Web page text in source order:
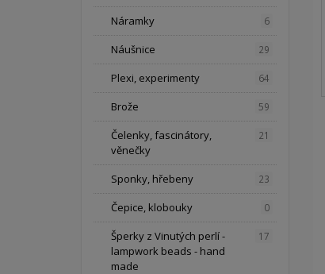
Náramky 6
Náušnice 29
Plexi, experimenty 64
Brože 59
Čelenky, fascinátory,
věnečky
21
Sponky, hřebeny 23
Čepice, klobouky 0
Šperky z Vinutých perlí -
lampwork beads - hand
made
17